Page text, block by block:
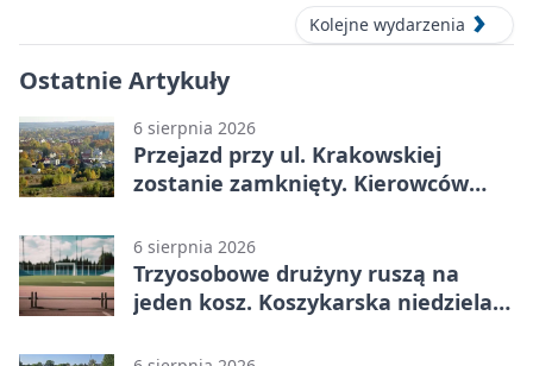
Kolejne wydarzenia
Ostatnie Artykuły
6 sierpnia 2026
Przejazd przy ul. Krakowskiej
zostanie zamknięty. Kierowców
6 sierpnia 2026
Trzyosobowe drużyny ruszą na
jeden kosz. Koszykarska niedziela